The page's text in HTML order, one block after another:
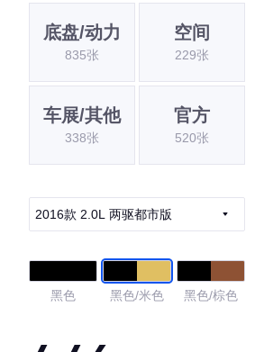
底盘/动力
835张
空间
229张
车展/其他
338张
官方
520张
2016款 2.0L 两驱都市版
黑色 黑色/米色 黑色/棕色